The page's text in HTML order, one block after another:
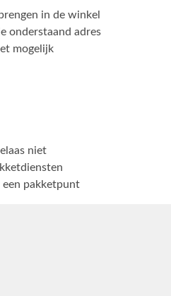
in de winkel
onderstaand adres
mogelijk
niet
een pakketpunt